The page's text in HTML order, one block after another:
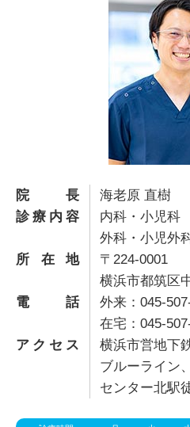
院長
海老原 直樹
診療内容
内科・小児科
外科・小児外
所在地
〒224-0001
横浜市都筑区
電話
外来：045-
在宅：045-
アクセス
横浜市営地下
ブルーライン
センター北駅